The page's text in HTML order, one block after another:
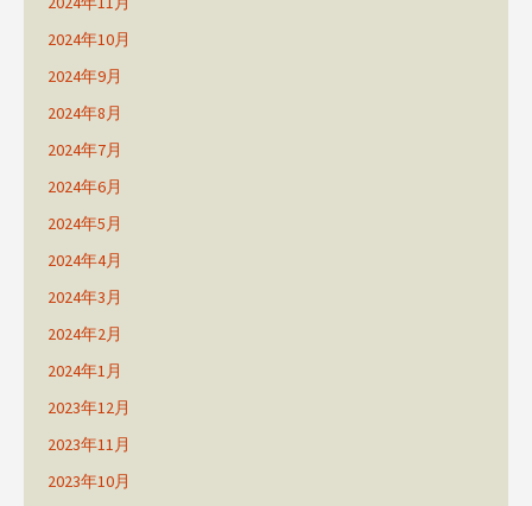
2024年10月
2024年9月
2024年8月
2024年7月
2024年6月
2024年5月
2024年4月
2024年3月
2024年2月
2024年1月
2023年12月
2023年11月
2023年10月